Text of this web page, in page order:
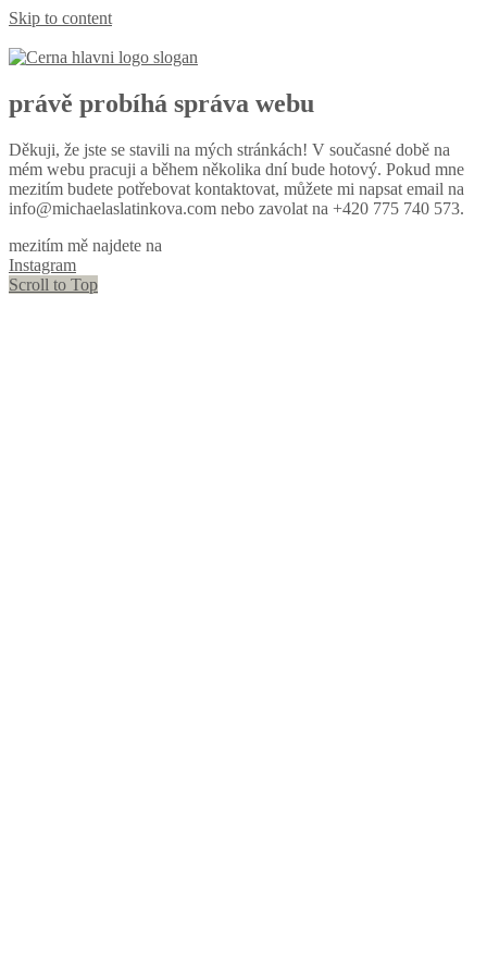
Skip to content
právě probíhá správa webu
Děkuji, že jste se stavili na mých stránkách! V současné době na
mém webu pracuji a během několika dní bude hotový. Pokud mne
mezitím budete potřebovat kontaktovat, můžete mi napsat email na
info@michaelaslatinkova.com nebo zavolat na +420 775 740 573.
mezitím mě najdete na
Instagram
Scroll to Top